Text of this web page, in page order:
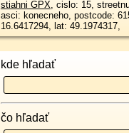
stiahni GPX, cislo: 15,
asci: konecneho, postcode:
16.6417294, lat: 49.1974317,
kde hľadať
čo hľadať